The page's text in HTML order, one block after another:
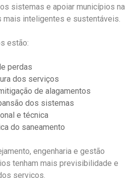
sistemas e apoiar municípios na
inteligentes e sustentáveis.
estão:
perdas
dos serviços
de alagamentos
dos sistemas
e técnica
do saneamento
engenharia e gestão
tenham mais previsibilidade e
serviços.